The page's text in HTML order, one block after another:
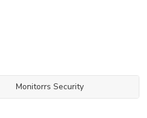
Monitorrs Security